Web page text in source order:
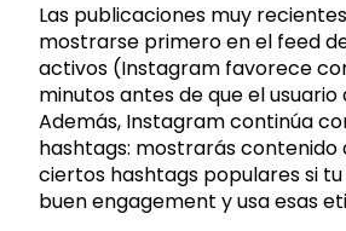
Las publicaciones muy
mostrarse primero en el feed
activos (Instagram favorece
minutos antes de que el
Además, Instagram continúa
hashtags: mostrarás contenido
ciertos hashtags populares si
buen engagement y usa esas